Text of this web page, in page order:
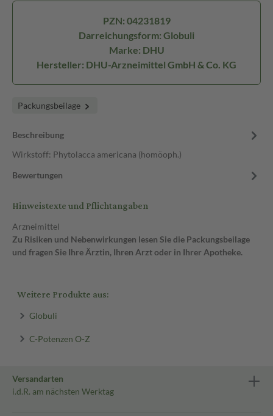
PZN: 04231819
Darreichungsform: Globuli
Marke: DHU
Hersteller: DHU-Arzneimittel GmbH & Co. KG
Packungsbeilage
Beschreibung
Wirkstoff: Phytolacca americana (homöoph.)
Bewertungen
Hinweistexte und Pflichtangaben
Arzneimittel
Zu Risiken und Nebenwirkungen lesen Sie die Packungsbeilage
und fragen Sie Ihre Ärztin, Ihren Arzt oder in Ihrer Apotheke.
Weitere Produkte aus:
Globuli
C-Potenzen O-Z
Versandarten
i.d.R. am nächsten Werktag